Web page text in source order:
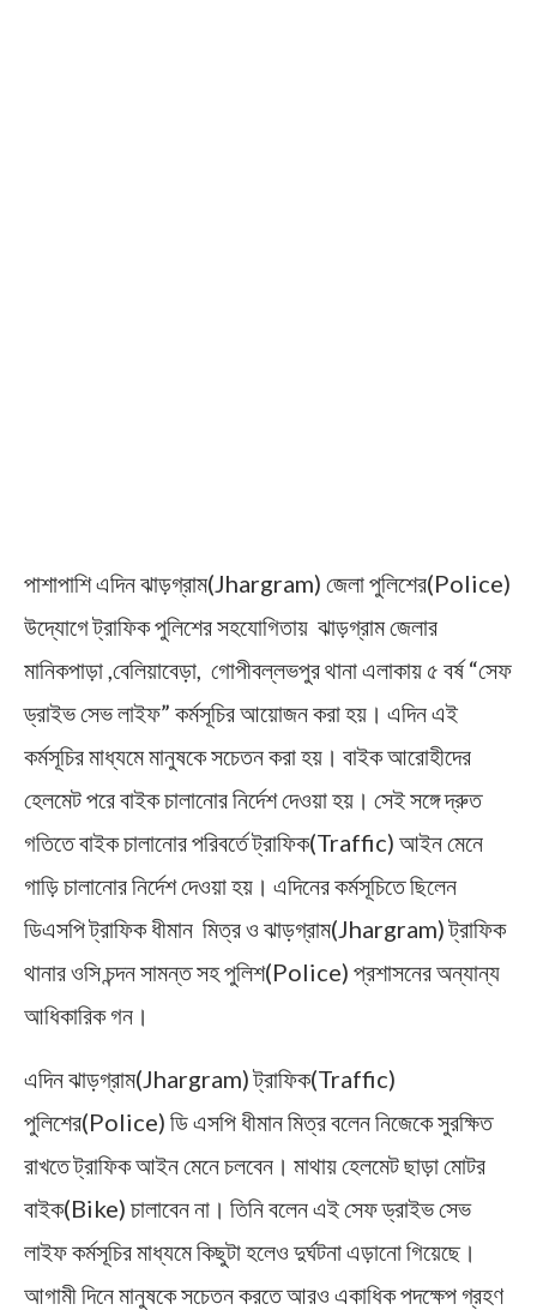
পাশাপাশি এদিন ঝাড়গ্রাম(Jhargram) জেলা পুলিশের(Police)
উদ্যোগে ট্রাফিক পুলিশের সহযোগিতায় ঝাড়গ্রাম জেলার
মানিকপাড়া ,বেলিয়াবেড়া, গোপীবল্লভপুর থানা এলাকায় ৫ বর্ষ “সেফ
ড্রাইভ সেভ লাইফ” কর্মসূচির আয়োজন করা হয়। এদিন এই
কর্মসূচির মাধ্যমে মানুষকে সচেতন করা হয়। বাইক আরোহীদের
হেলমেট পরে বাইক চালানোর নির্দেশ দেওয়া হয়। সেই সঙ্গে দ্রুত
গতিতে বাইক চালানোর পরিবর্তে ট্রাফিক(Traffic) আইন মেনে
গাড়ি চালানোর নির্দেশ দেওয়া হয়। এদিনের কর্মসূচিতে ছিলেন
ডিএসপি ট্রাফিক ধীমান মিত্র ও ঝাড়গ্রাম(Jhargram) ট্রাফিক
থানার ওসি চন্দন সামন্ত সহ পুলিশ(Police) প্রশাসনের অন্যান্য
আধিকারিক গন।
এদিন ঝাড়গ্রাম(Jhargram) ট্রাফিক(Traffic)
পুলিশের(Police) ডি এসপি ধীমান মিত্র বলেন নিজেকে সুরক্ষিত
রাখতে ট্রাফিক আইন মেনে চলবেন। মাথায় হেলমেট ছাড়া মোটর
বাইক(Bike) চালাবেন না। তিনি বলেন এই সেফ ড্রাইভ সেভ
লাইফ কর্মসূচির মাধ্যমে কিছুটা হলেও দুর্ঘটনা এড়ানো গিয়েছে।
আগামী দিনে মানুষকে সচেতন করতে আরও একাধিক পদক্ষেপ গ্রহণ